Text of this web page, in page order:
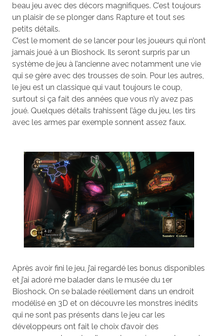
beau jeu avec des décors magnifiques. C’est toujours
un plaisir de se plonger dans Rapture et tout ses
petits détails.
C’est le moment de se lancer pour les joueurs qui n’ont
jamais joué à un Bioshock. Ils seront surpris par un
système de jeu à l’ancienne avec notamment une vie
qui se gère avec des trousses de soin. Pour les autres,
le jeu est un classique qui vaut toujours le coup,
surtout si ça fait des années que vous n’y avez pas
joué. Quelques détails trahissent l’âge du jeu, les tirs
avec les armes par exemple sonnent assez faux.
Après avoir fini le jeu, j’ai regardé les bonus disponibles
et j’ai adoré me balader dans le musée du 1er
Bioshock. On se balade réellement dans un endroit
modélisé en 3D et on découvre les monstres inédits
qui ne sont pas présents dans le jeu car les
développeurs ont fait le choix d’avoir des